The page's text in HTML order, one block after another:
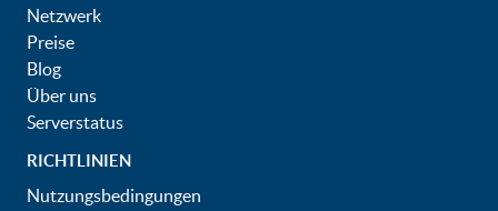
Netzwerk
Preise
Blog
Über uns
Serverstatus
RICHTLINIEN
Nutzungsbedingungen